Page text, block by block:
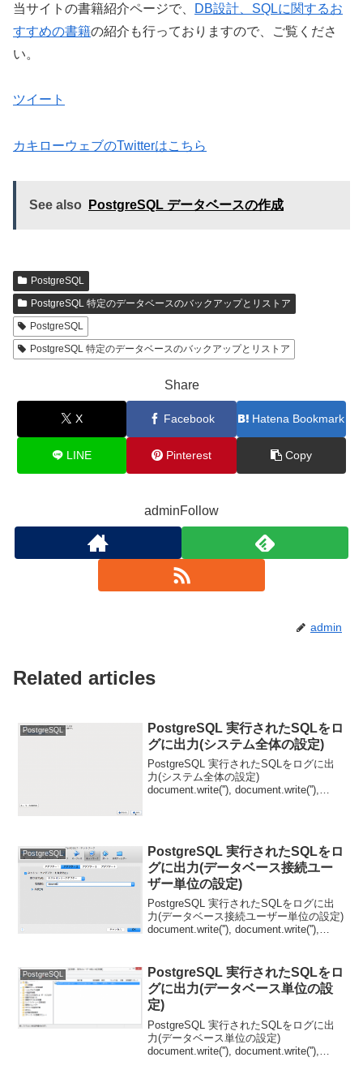
当サイトの書籍紹介ページで、
DB設計、SQLに関するお
すすめの書籍の紹介も行っておりますので、ご覧くださ
い。
ツイート
カキローウェブのTwitterはこちら
See also PostgreSQL データベースの作成
PostgreSQL
PostgreSQL 特定のデータベースのバックアップとリストア
PostgreSQL
PostgreSQL 特定のデータベースのバックアップとリストア
Share
X Facebook Hatena Bookmark
LINE Pinterest Copy
adminFollow
admin
Related articles
PostgreSQL
PostgreSQL 実行されたSQLをロ
グに出力(システム全体の設定)
PostgreSQL 実行されたSQLをログに出
力(システム全体の設定)
document.write(''), document.write(''),
PostgreSQL
PostgreSQL 実行されたSQLをロ
グに出力(データベース接続ユー
ザー単位の設定)
PostgreSQL 実行されたSQLをログに出
力(データベース接続ユーザー単位の設定)
document.write(''), document.write(''),
PostgreSQL
PostgreSQL 実行されたSQLをロ
グに出力(データベース単位の設
定)
PostgreSQL 実行されたSQLをログに出
力(データベース単位の設定)
document.write(''), document.write(''),